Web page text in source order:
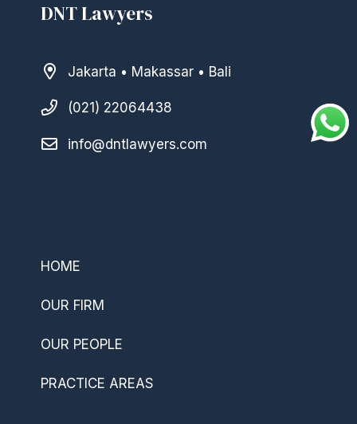
DNT Lawyers
Jakarta • Makassar • Bali
(021) 22064438
info@dntlawyers.com
HOME
OUR FIRM
OUR PEOPLE
PRACTICE AREAS